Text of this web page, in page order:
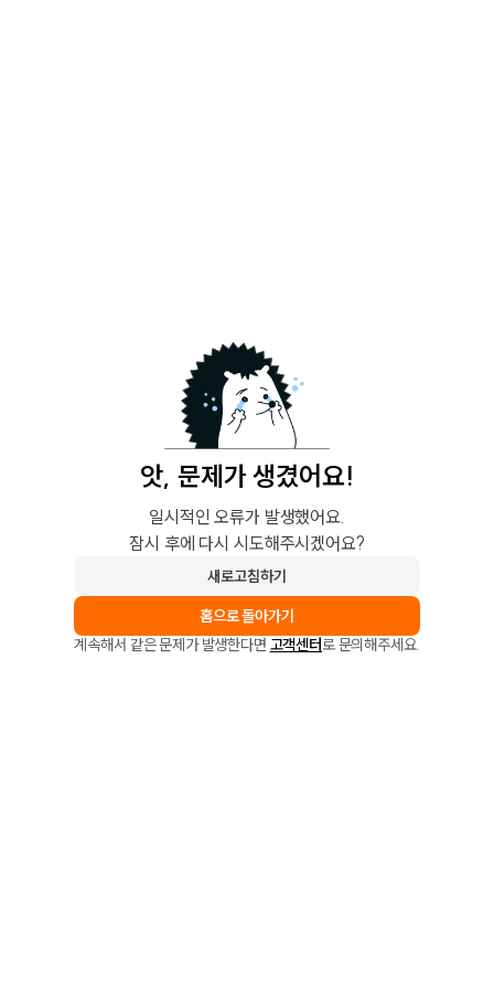
앗, 문제가 생겼어요!
일시적인 오류가 발생했어요.
잠시 후에 다시 시도해주시겠어요?
새로고침하기
홈으로 돌아가기
계속해서 같은 문제가 발생한다면 고객센터로 문의해주세요.